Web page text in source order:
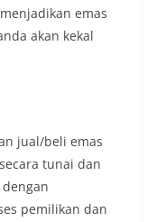
emas
akan kekal
jual/beli emas
tunai dan
pemilikan dan